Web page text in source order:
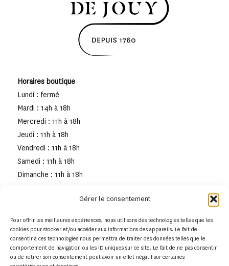
Gérer le consentement
Pour offrir les meilleures expériences, nous utilisons des technologies telles que les
cookies pour stocker et/ou accéder aux informations des appareils. Le fait de
consentir à ces technologies nous permettra de traiter des données telles que le
comportement de navigation ou les ID uniques sur ce site. Le fait de ne pas consentir
ou de retirer son consentement peut avoir un effet négatif sur certaines
Horaires boutique
Lundi : fermé
Mardi : 14h à 18h
Mercredi : 11h à 18h
Jeudi : 11h à 18h
Vendredi : 11h à 18h
Samedi : 11h à 18h
Dimanche : 11h à 18h